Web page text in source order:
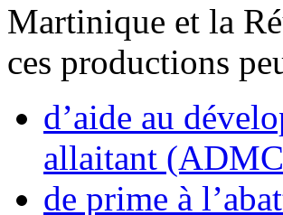
Martinique et la
ces productions
d’aide au
allaitant
de prime à